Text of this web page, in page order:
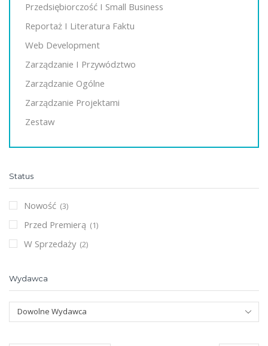
Przedsiębiorczość I Small Business
Reportaż I Literatura Faktu
Web Development
Zarządzanie I Przywództwo
Zarządzanie Ogólne
Zarządzanie Projektami
Zestaw
Status
Nowość (3)
Przed Premierą (1)
W Sprzedaży (2)
Wydawca
Dowolne Wydawca